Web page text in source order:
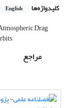
کلیدواژه‌ها English
Drag
مراجع